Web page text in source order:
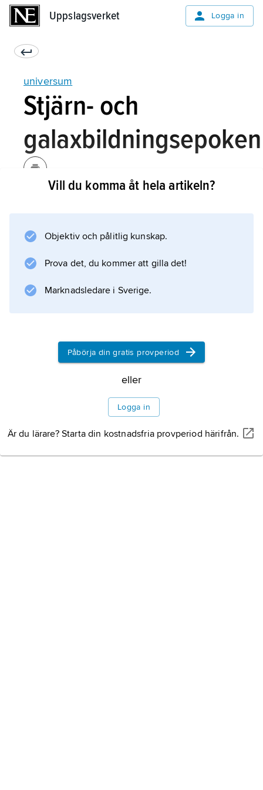
Uppslagsverket Logga in
universum
Stjärn- och
galaxbildningsepoken
koncentrerade strukturer, som hittills kunnat
iakttas, skickade ut sitt ljus i början av denna
epok. Det är alltså under denna period som
har bildats. De
Information om artikeln
Vill du komma åt hela artikeln?
Objektiv och pålitlig kunskap.
Prova det, du kommer att gilla det!
Marknadsledare i Sverige.
Påbörja din gratis provperiod
eller
Logga in
Är du lärare? Starta din kostnadsfria provperiod härifrån.